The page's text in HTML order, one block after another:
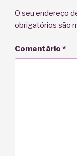
O seu endereço
obrigatórios são
Comentário *